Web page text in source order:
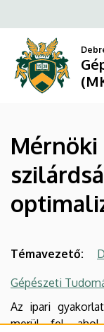
kérdései
Tanszék
(MK)
a
tartalomra
Mérnöki
Témavezető:
Gépészeti
Az ipari
merül fel, ahol